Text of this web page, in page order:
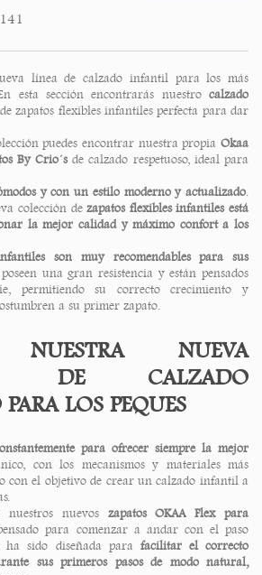
línea de calzado infantil para los más
esta sección encontrarás nuestro calzado
de zapatos flexibles infantiles perfecta para dar
puedes encontrar nuestra propia Okaa
By Crio´sde calzado respetuoso, ideal para
y con un estilo moderno y actualizado
colección dezapatos flexibles infantiles está
la mejor calidad y máximo confort a los
son muy recomendables para sus
una gran resistencia y están pensados
permitiendo su correcto crecimiento y
a su primer zapato.
NUESTRA NUEVA
DE CALZADO
PARA LOS PEQUES
para ofrecer siempre la mejor
con los mecanismos y materiales más
con el objetivo de crear un calzado infantil a
nuevos zapatos OKAA Flex para
para comenzar a andar con el paso
ha sido diseñada para facilitar el correcto
sus primeros pasos de modo natural,